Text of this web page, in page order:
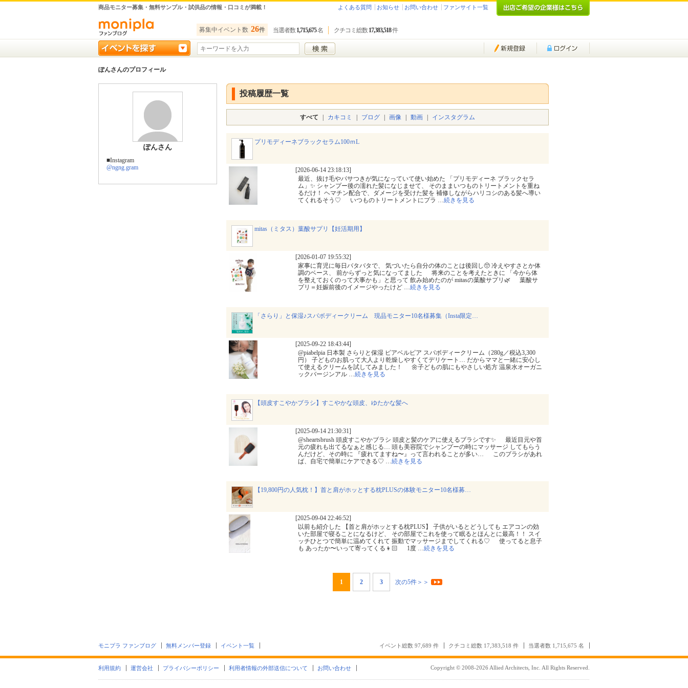
商品モニター募集・無料サンプル・試供品の情報・口コミが満載！ よくある質問 お知らせ お問い合わせ ファンサイト一覧
募集中イベント数 26件 当選者数 1,715,675名 クチコミ総数 17,383,518件
ぽんさんのプロフィール
ぽんさん
■Instagram
@ngng.gram
投稿履歴一覧
すべて カキコミ ブログ 画像 動画 インスタグラム
プリモディーネブラックセラム100ｍL
[2026-06-14 23:18:13]
最近、抜け毛やパサつきが気になっていて使い始めた 「プリモディーネ ブラックセラ
ム」✨ シャンプー後の濡れた髪になじませて、 そのままいつものトリートメントを重ね
るだけ！ ヘマチン配合で、ダメージを受けた髪を 補修しながらハリコシのある髪へ導い
てくれるそう♡ いつものトリートメントにプラ …続きを見る
mitas（ミタス）葉酸サプリ【妊活期用】
[2026-01-07 19:55:32]
家事に育児に毎日バタバタで、 気づいたら自分の体のことは後回し🥺 冷えやすさとか体
調のベース、 前からずっと気になってました 将来のことを考えたときに 「今から体
を整えておくのって大事かも」と思って 飲み始めたのが mitasの葉酸サプリ🌿 葉酸サ
プリ＝妊娠前後のイメージやったけど …続きを見る
「さらり」と保湿♪スパボディークリーム 現品モニター10名様募集（Insta限定…
[2025-09-22 18:43:44]
@piabelpia 日本製 さらりと保湿 ピアベルピア スパボディークリーム（280g／税込3,300
円） 子どものお肌って大人より乾燥しやすくてデリケート… だからママと一緒に安心し
て使えるクリームを試してみました！ 🌼子どもの肌にもやさしい処方 温泉水オーガニ
ックバージンアル …続きを見る
【頭皮すこやかブラシ】すこやかな頭皮、ゆたかな髪へ
[2025-09-14 21:30:31]
@sheartsbrush 頭皮すこやかブラシ 頭皮と髪のケアに使えるブラシです✨ 最近目元や首
元の疲れも出てるなぁと感じる… 頭も美容院でシャンプーの時にマッサージ してもらう
んだけど、その時に 『疲れてますね〜』って言われることが多い… このブラシがあれ
ば、自宅で簡単にケアできる♡ …続きを見る
【19,800円の人気枕！】首と肩がホッとする枕PLUSの体験モニター10名様募…
[2025-09-04 22:46:52]
以前も紹介した 【首と肩がホッとする枕PLUS】 子供がいるとどうしても エアコンの効
いた部屋で寝ることになるけど、 その部屋でこれを使って眠るとほんとに最高！！ スイ
ッチひとつで簡単に温めてくれて 振動でマッサージまでしてくれる♡ 使ってると息子
も あったか〜いって寄ってくる👦🏻 1度 …続きを見る
1 2 3 次の5件＞＞
モニプラ ファンブログ 無料メンバー登録 イベント一覧 イベント総数 97,689 件 クチコミ総数 17,383,518 件 当選者数 1,715,675 名
利用規約 運営会社 プライバシーポリシー 利用者情報の外部送信について お問い合わせ Copyright © 2008-2026 Allied Architects, Inc. All Rights Reserved.